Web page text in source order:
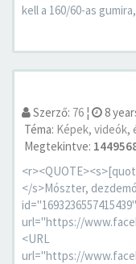
kell a 160/60-as
Szerző: 76 ¦ 8
Téma: Képek, videók,
Megtekintve:
</s>Mószter,
url="https://
<URL
url="https://